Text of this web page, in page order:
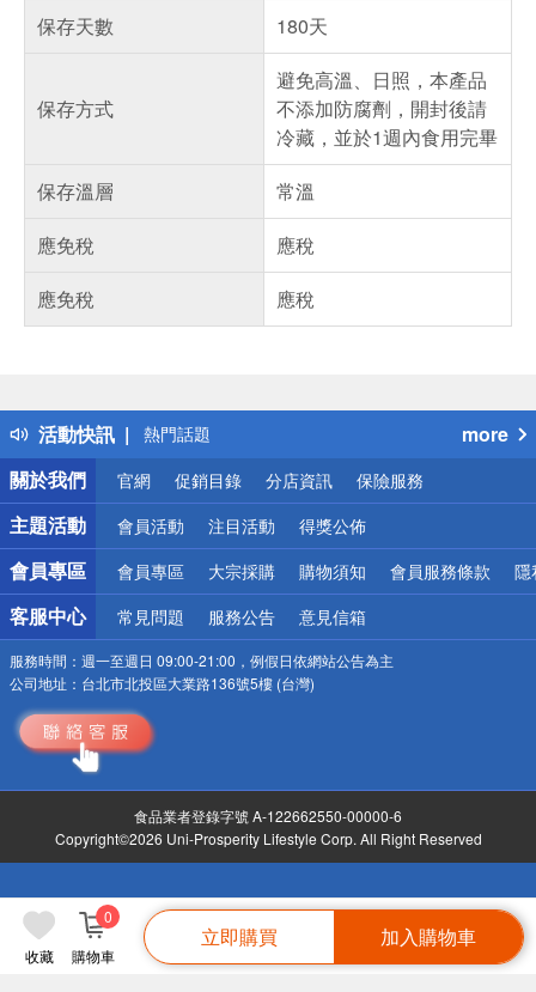
收藏 購物車
0
立即購買 加入購物車
保存天數
180天
保存方式
避免高溫、日照，本產品
不添加防腐劑，開封後請
冷藏，並於1週內食用完畢
保存溫層
常溫
應免稅
應稅
應免稅
應稅
活動快訊
得獎公告
熱門話題
銀行優惠
偏遠地區配送
詐騙網頁！請小心！
more
關於我們
官網 促銷目錄 分店資訊 保險服務
主題活動 會員活動 注目活動 得獎公佈
會員專區 會員專區 大宗採購 購物須知 會員服務條款 隱
客服中心 常見問題 服務公告 意見信箱
服務時間： 週一至週日 09:00-21:00，例假日依網站公告為主
公司地址： 台北市北投區大業路136號5樓 (台灣)
食品業者登錄字號 A-122662550-00000-6
Copyright©2026 Uni-Prosperity Lifestyle Corp. All Right Reserved